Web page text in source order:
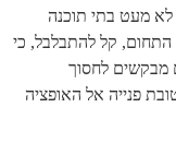
לא מעט בתי תוכנה
התחום, קל להתבלבל, כי
מבקשים לחסוך
פנייה אל האופציה